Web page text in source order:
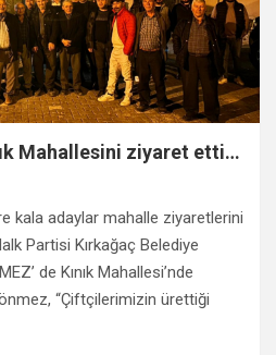
Mahallesini ziyaret etti…
kala adaylar mahalle ziyaretlerini
Partisi Kırkağaç Belediye
de Kınık Mahallesi’nde
“Çiftçilerimizin ürettiği